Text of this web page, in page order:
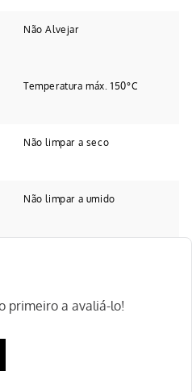
Não Alvejar
Temperatura máx. 150°C
Não limpar a seco
Não limpar a umido
primeiro a avaliá-lo!